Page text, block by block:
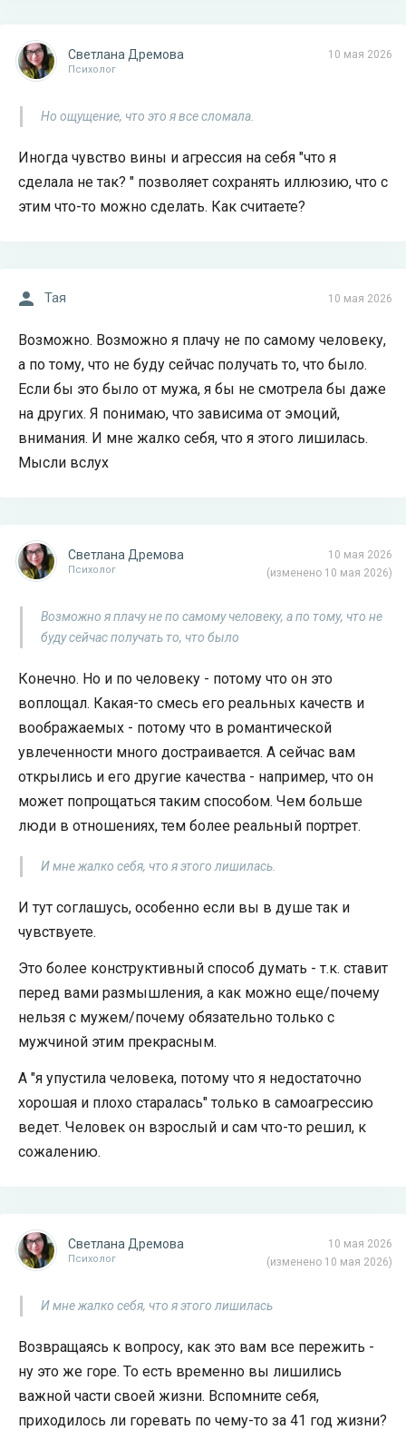
10 мая 2026
Светлана Дремова
Психолог
Но ощущение, что это я все сломала.
Иногда чувство вины и агрессия на себя "что я
сделала не так? " позволяет сохранять иллюзию, что с
этим что-то можно сделать. Как считаете?
10 мая 2026
Тая
Возможно. Возможно я плачу не по самому человеку,
а по тому, что не буду сейчас получать то, что было.
Если бы это было от мужа, я бы не смотрела бы даже
на других. Я понимаю, что зависима от эмоций,
внимания. И мне жалко себя, что я этого лишилась.
Мысли вслух
10 мая 2026
(изменено 10 мая 2026)
Светлана Дремова
Психолог
Возможно я плачу не по самому человеку, а по тому, что не
буду сейчас получать то, что было
Конечно. Но и по человеку - потому что он это
воплощал. Какая-то смесь его реальных качеств и
воображаемых - потому что в романтической
увлеченности много достраивается. А сейчас вам
открылись и его другие качества - например, что он
может попрощаться таким способом. Чем больше
люди в отношениях, тем более реальный портрет.
И мне жалко себя, что я этого лишилась.
И тут соглашусь, особенно если вы в душе так и
чувствуете.
Это более конструктивный способ думать - т.к. ставит
перед вами размышления, а как можно еще/почему
нельзя с мужем/почему обязательно только с
мужчиной этим прекрасным.
А "я упустила человека, потому что я недостаточно
хорошая и плохо старалась" только в самоагрессию
ведет. Человек он взрослый и сам что-то решил, к
сожалению.
10 мая 2026
(изменено 10 мая 2026)
Светлана Дремова
Психолог
И мне жалко себя, что я этого лишилась
Возвращаясь к вопросу, как это вам все пережить -
ну это же горе. То есть временно вы лишились
важной части своей жизни. Вспомните себя,
приходилось ли горевать по чему-то за 41 год жизни?